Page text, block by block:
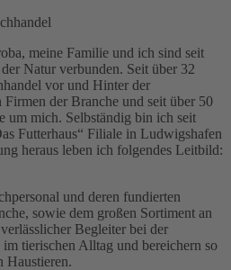
meine Familie und ich sind seit
Natur verbunden. Seit über 32
vor und Hinter der
Firmen der Branche und seit über 50
um mich. Selbständig bin ich seit
Futterhaus“ Filiale in Ludwigshafen
heraus leben ich folgendes Leitbild:
und deren fundierten
sowie dem großen Sortiment an
Begleiter bei der
tierischen Alltag und bereichern so
Haustieren.